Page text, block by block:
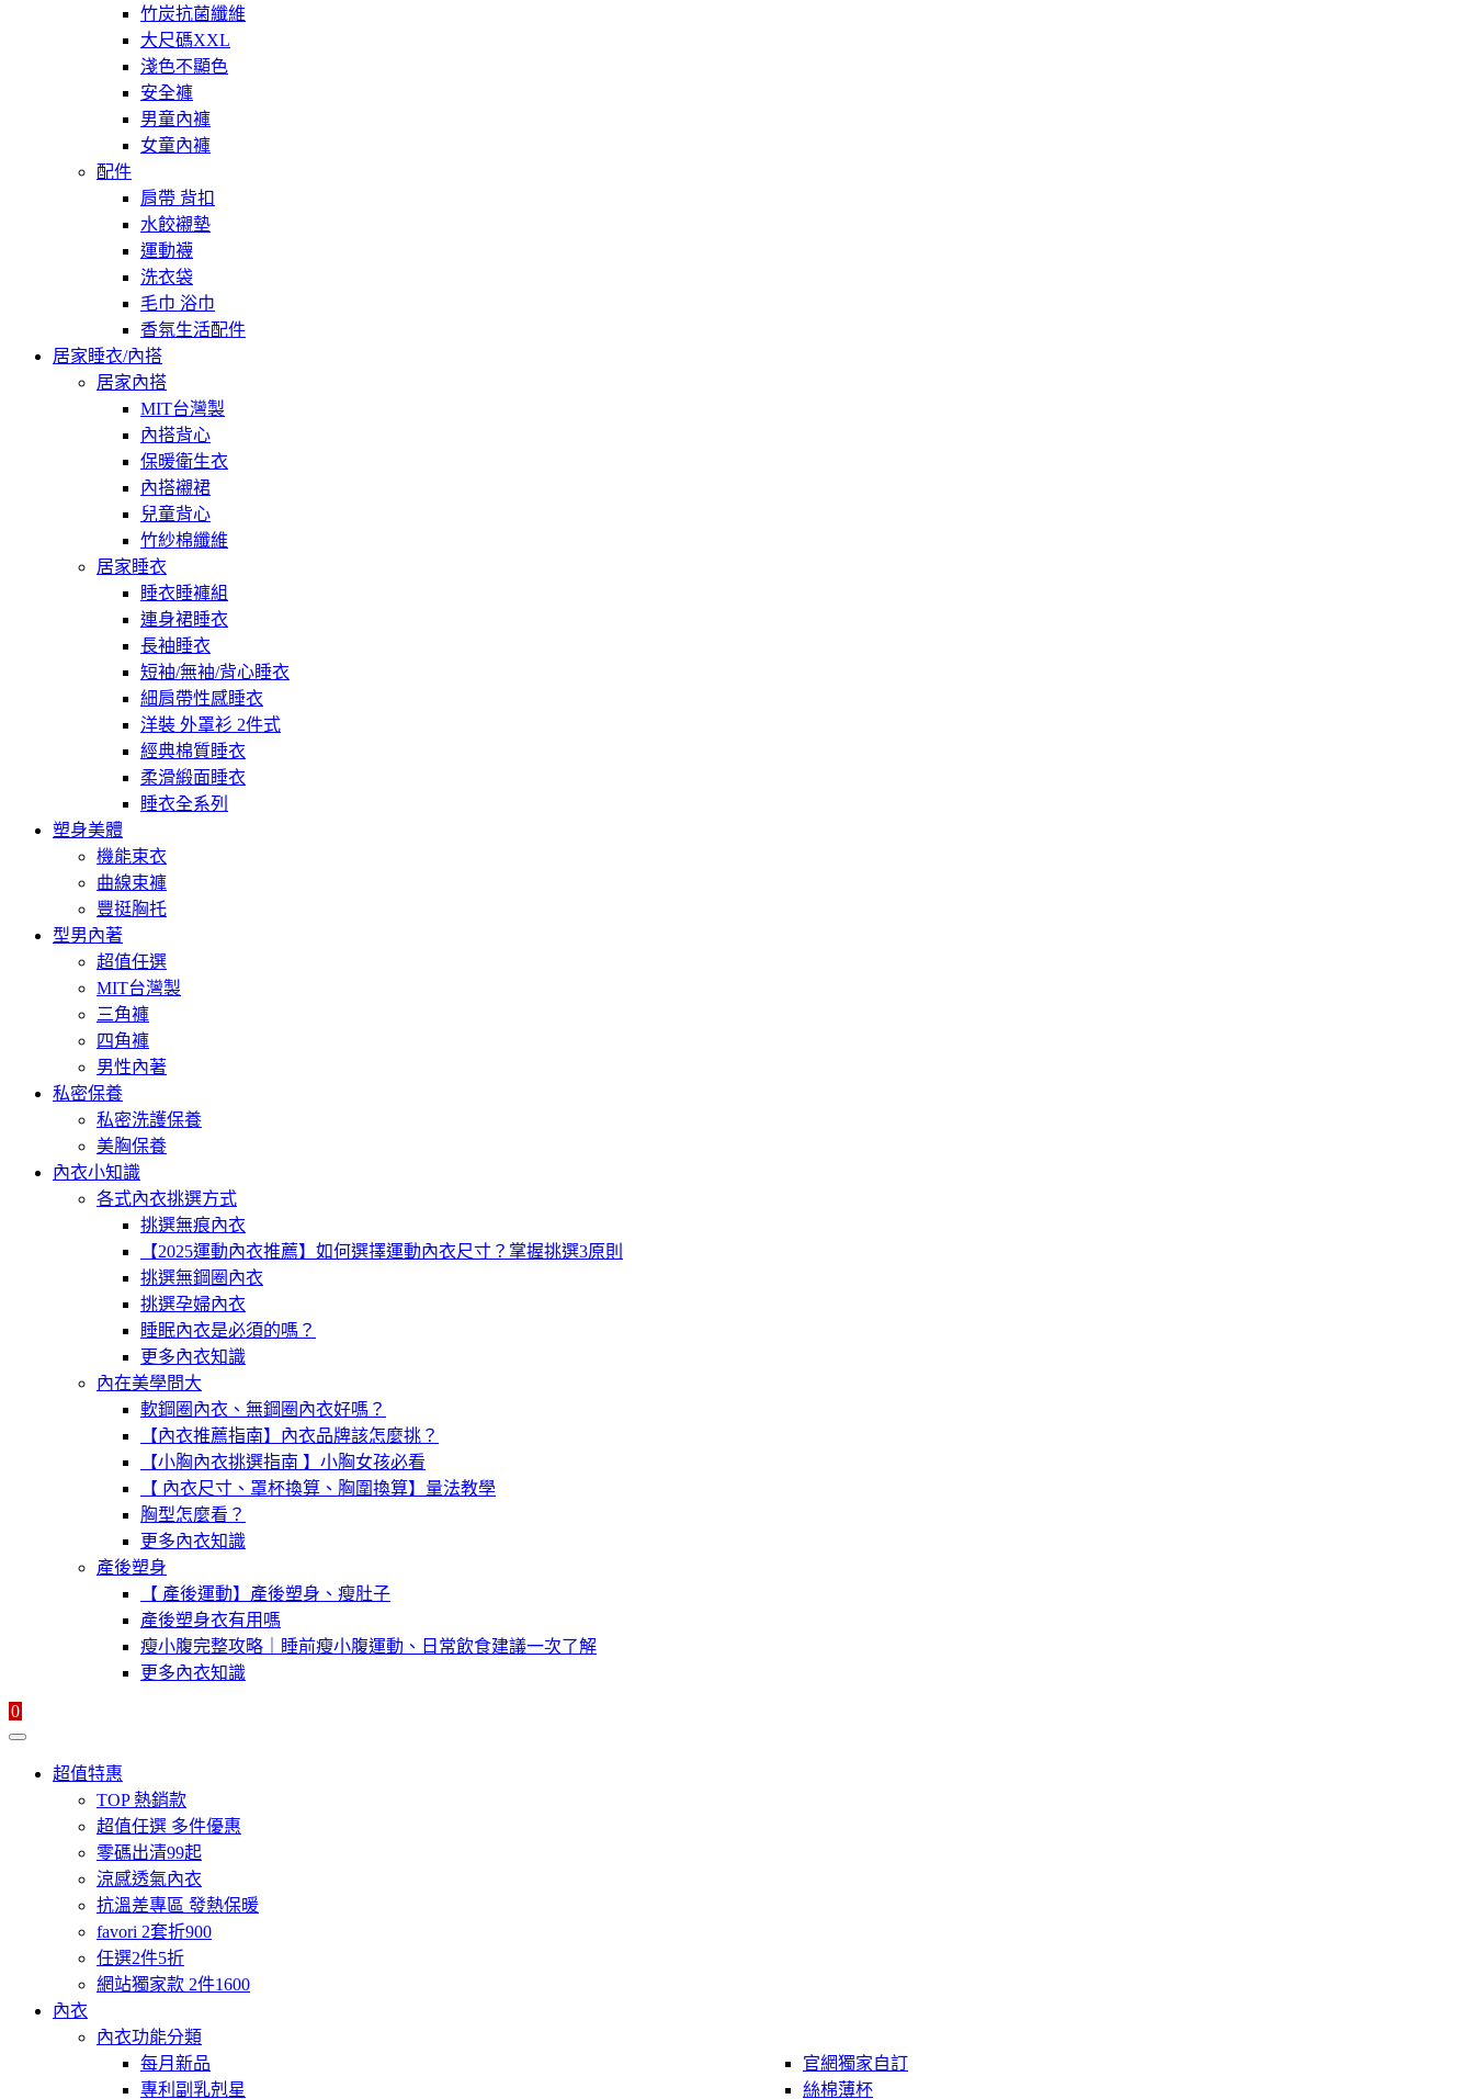
竹炭抗菌纖維
大尺碼XXL
淺色不顯色
安全褲
男童內褲
女童內褲
配件
肩帶 背扣
水餃襯墊
運動襪
洗衣袋
毛巾 浴巾
香氛生活配件
居家睡衣/內搭
居家內搭
MIT台灣製
內搭背心
保暖衛生衣
內搭襯裙
兒童背心
竹紗棉纖維
居家睡衣
睡衣睡褲組
連身裙睡衣
長袖睡衣
短袖/無袖/背心睡衣
細肩帶性感睡衣
洋裝 外罩衫 2件式
經典棉質睡衣
柔滑緞面睡衣
睡衣全系列
塑身美體
機能束衣
曲線束褲
豐挺胸托
型男內著
超值任選
MIT台灣製
三角褲
四角褲
男性內著
私密保養
私密洗護保養
美胸保養
內衣小知識
各式內衣挑選方式
挑選無痕內衣
【2025運動內衣推薦】如何選擇運動內衣尺寸？掌握挑選3原則
挑選無鋼圈內衣
挑選孕婦內衣
睡眠內衣是必須的嗎？
更多內衣知識
內在美學問大
軟鋼圈內衣、無鋼圈內衣好嗎？
【內衣推薦指南】內衣品牌該怎麼挑？
【小胸內衣挑選指南 】小胸女孩必看
【 內衣尺寸、罩杯換算、胸圍換算】量法教學
胸型怎麼看？
更多內衣知識
產後塑身
【 產後運動】產後塑身、瘦肚子
產後塑身衣有用嗎
瘦小腹完整攻略｜睡前瘦小腹運動、日常飲食建議一次了解
更多內衣知識
0
超值特惠
TOP 熱銷款
超值任選 多件優惠
零碼出清99起
涼感透氣內衣
抗溫差專區 發熱保暖
favori 2套折900
任選2件5折
網站獨家款 2件1600
內衣
內衣功能分類
每月新品
官網獨家自訂
專利副乳剋星
絲棉薄杯